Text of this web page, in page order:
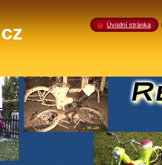
Úvodní stránka